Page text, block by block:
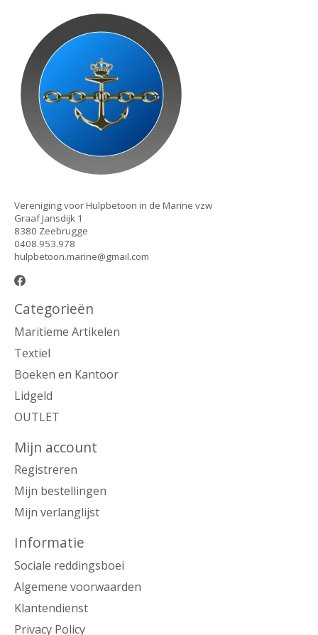
Vereniging voor Hulpbetoon in de Marine vzw
Graaf Jansdijk 1
8380 Zeebrugge
0408.953.978
hulpbetoon.marine@gmail.com
Categorieën
Maritieme Artikelen
Textiel
Boeken en Kantoor
Lidgeld
OUTLET
Mijn account
Registreren
Mijn bestellingen
Mijn verlanglijst
Informatie
Sociale reddingsboei
Algemene voorwaarden
Klantendienst
Privacy Policy